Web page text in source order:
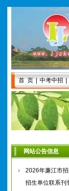
首 页 中考中招
| 招 生 |
网站公告信息